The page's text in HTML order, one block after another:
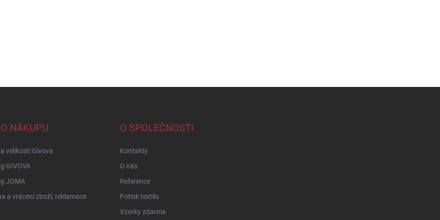
NÁKUPU
velikostí Givova
GIVOVA
JOMA
a vrácení zboží, reklamace
O SPOLEČNOSTI
Kontakty
O nás
Reference
Potisk textilu
Vzorky zdarma